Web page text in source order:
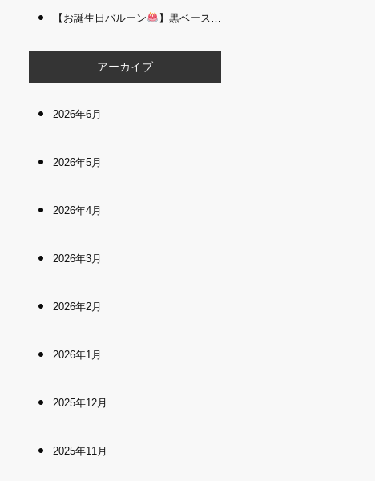
【お誕生日バルーン 】黒ベース×ヒョウ柄がおしゃれ
アーカイブ
2026年6月
2026年5月
2026年4月
2026年3月
2026年2月
2026年1月
2025年12月
2025年11月